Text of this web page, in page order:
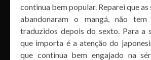
continua bem popular. Reparei que
abandonaram o mangá, não tem
traduzidos depois do sexto. Para a
que importa é a atenção do
que continua bem engajado na